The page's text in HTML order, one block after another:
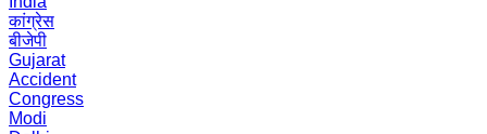
कांग्रेस
बीजेपी
Gujarat
Accident
Congress
Modi